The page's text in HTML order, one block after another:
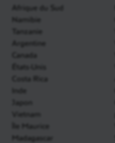
Afrique du Sud
Namibie
Tanzanie
Argentine
Canada
États-Unis
Costa Rica
Inde
Japon
Vietnam
Île Maurice
Madagascar